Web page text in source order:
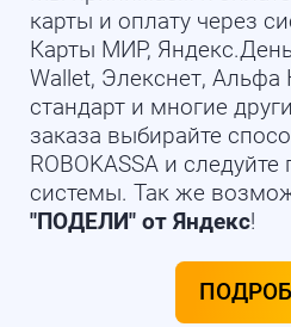
карты и оплату через
Карты МИР,
Wallet, Элекснет, Альфа
стандарт и многие
заказа выбирайте
ROBOKASSA и
системы. Так же
"ПОДЕЛИ" от Яндекс!